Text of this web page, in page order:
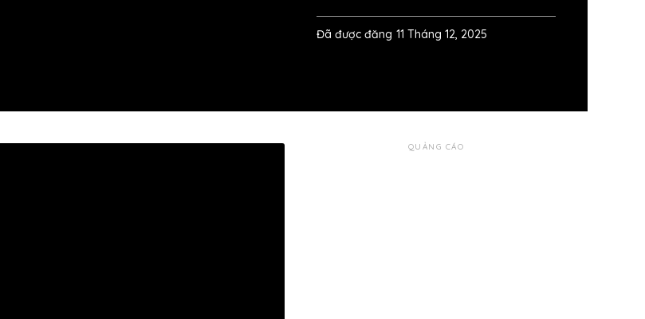
Đã được đăng 11 Tháng 12, 2025
QUẢNG CÁO